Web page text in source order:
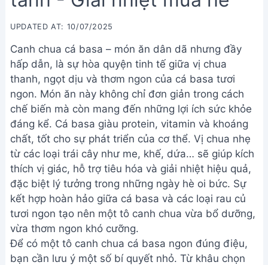
UPDATED AT: 10/07/2025
Canh chua cá basa – món ăn dân dã nhưng đầy
hấp dẫn, là sự hòa quyện tinh tế giữa vị chua
thanh, ngọt dịu và thơm ngon của cá basa tươi
ngon. Món ăn này không chỉ đơn giản trong cách
chế biến mà còn mang đến những lợi ích sức khỏe
đáng kể. Cá basa giàu protein, vitamin và khoáng
chất, tốt cho sự phát triển của cơ thể. Vị chua nhẹ
từ các loại trái cây như me, khế, dứa… sẽ giúp kích
thích vị giác, hỗ trợ tiêu hóa và giải nhiệt hiệu quả,
đặc biệt lý tưởng trong những ngày hè oi bức. Sự
kết hợp hoàn hảo giữa cá basa và các loại rau củ
tươi ngon tạo nên một tô canh chua vừa bổ dưỡng,
vừa thơm ngon khó cưỡng.
Để có một tô canh chua cá basa ngon đúng điệu,
bạn cần lưu ý một số bí quyết nhỏ. Từ khâu chọn